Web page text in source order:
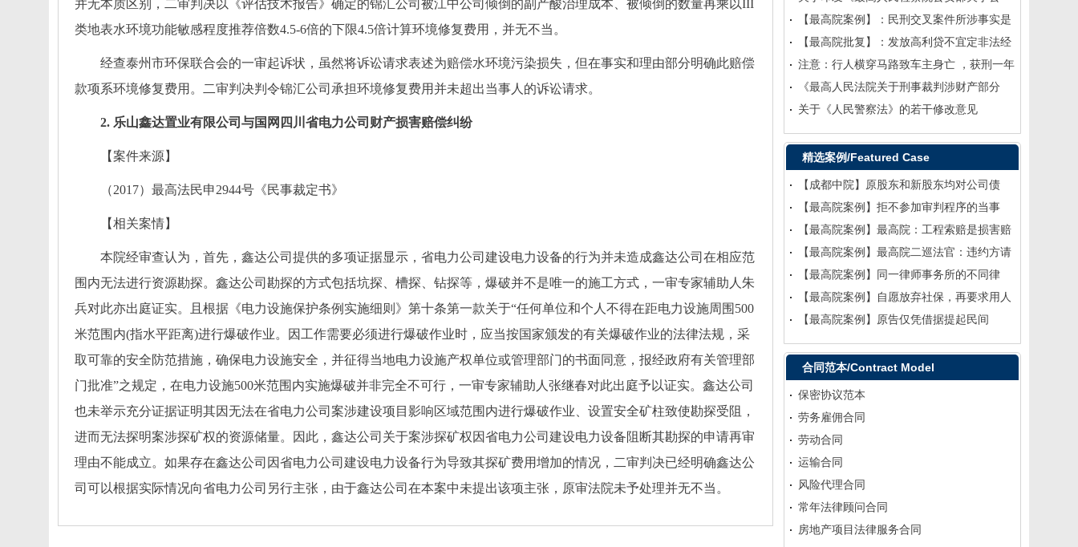
并无本质区别，二审判决以《评估技术报告》确定的锦汇公司被江中公司倾倒的副产酸治理成本、被倾倒的数量再乘以III
类地表水环境功能敏感程度推荐倍数4.5-6倍的下限4.5倍计算环境修复费用，并无不当。
经查泰州市环保联合会的一审起诉状，虽然将诉讼请求表述为赔偿水环境污染损失，但在事实和理由部分明确此赔偿
款项系环境修复费用。二审判决判令锦汇公司承担环境修复费用并未超出当事人的诉讼请求。
2. 乐山鑫达置业有限公司与国网四川省电力公司财产损害赔偿纠纷
【案件来源】
（2017）最高法民申2944号 《民事裁定书》
【相关案情】
本院经审查认为，首先，鑫达公司提供的多项证据显示，省电力公司建设电力设备的行为并未造成鑫达公司在相应范
围内无法进行资源勘探。鑫达公司勘探的方式包括坑探、槽探、钻探等，爆破并不是唯一的施工方式，一审专家辅助人朱
兵对此亦出庭证实。且根据《电力设施保护条例实施细则》第十条第一款关于“任何单位和个人不得在距电力设施周围500
米范围内(指水平距离)进行爆破作业。因工作需要必须进行爆破作业时，应当按国家颁发的有关爆破作业的法律法规，采
取可靠的安全防范措施，确保电力设施安全，并征得当地电力设施产权单位或管理部门的书面同意，报经政府有关管理部
门批准”之规定，在电力设施500米范围内实施爆破并非完全不可行，一审专家辅助人张继春对此出庭予以证实。鑫达公司
也未举示充分证据证明其因无法在省电力公司案涉建设项目影响区域范围内进行爆破作业、设置安全矿柱致使勘探受阻，
进而无法探明案涉探矿权的资源储量。因此，鑫达公司关于案涉探矿权因省电力公司建设电力设备阻断其勘探的申请再审
理由不能成立。如果存在鑫达公司因省电力公司建设电力设备行为导致其探矿费用增加的情况，二审判决已经明确鑫达公
司可以根据实际情况向省电力公司另行主张，由于鑫达公司在本案中未提出该项主张，原审法院未予处理并无不当。
【最高院案例】：民刑交叉案件所涉事实是
【最高院批复】：发放高利贷不宜定非法经
注意：行人横穿马路致车主身亡 ，获刑一年
《最高人民法院关于刑事裁判涉财产部分
关于《人民警察法》的若干修改意见
精选案例/Featured Case
【成都中院】原股东和新股东均对公司债
【最高院案例】拒不参加审判程序的当事
【最高院案例】最高院：工程索赔是损害赔
【最高院案例】最高院二巡法官：违约方请
【最高院案例】同一律师事务所的不同律
【最高院案例】自愿放弃社保，再要求用人
【最高院案例】​原告仅凭借据提起民间
合同范本/Contract Model
保密协议范本
劳务雇佣合同
劳动合同
运输合同
风险代理合同
常年法律顾问合同
房地产项目法律服务合同